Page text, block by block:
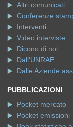
Altri comunicati
Conferenze
Interventi
Video interviste
Dicono di noi
Dall'UNRAE
Dalle Aziende
PUBBLICAZIONI
Pocket mercato
Pocket emissioni